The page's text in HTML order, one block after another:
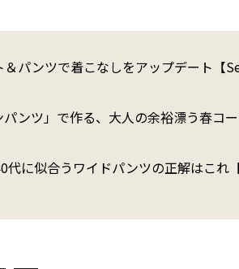
パンツで着こなしをアップデート【
ンツ」で作る、大人の余裕漂う春コ
代に似合うワイドパンツの正解はこれ